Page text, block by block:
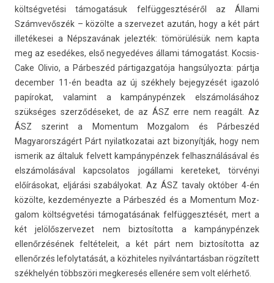
költségvetési támogatásuk fel­függesztéséről az Állami
Számvevőszék – közölte a szer­vezet azután, hogy a két párt
illetékesei a Népszavának jelez­ték: tömörülésük nem kapta
meg az esedékes, első negyedéves állami támogatást. Kocsis-
Cake Olivio, a Párbeszéd pár­tigaz­gatója han­gsúlyoz­ta: pártja
de­cemb­er 11-én be­ad­ta az új székhely be­jegyzését igazoló
papírokat, valamint a kampánypénzek elszámolásához
szükséges szerződéseket, de az ÁSZ erre nem reagált. Az
ÁSZ szerint a Momen­tum Moz­galom és Párbeszéd
Magyarországért Párt nyilat­kozatai azt bi­zonyít­ják, hogy nem
is­merik az általuk fel­vett kampánypénzek fel­használásáv­al és
elszámolásával kapcsolatos jogállami kereteket, törvényi
előírásokat, eljárási szabályokat. Az ÁSZ tava­ly október 4-én
közölte, kez­deményez­te a Párbeszéd és a Momen­tum Moz­
galom költségvetési támogatásának fel­függesztését, mert a
két jelölős­zervezet nem bi­ztosítot­ta a kampánypénzek
ellenőrzésének fel­tételeit, a két párt nem bi­ztosítot­ta az
ellenőrzés lefolytatását, a köz­hiteles nyilvántartásban rögzített
székhelyén többszöri meg­keresés ellenére sem volt elérhető.